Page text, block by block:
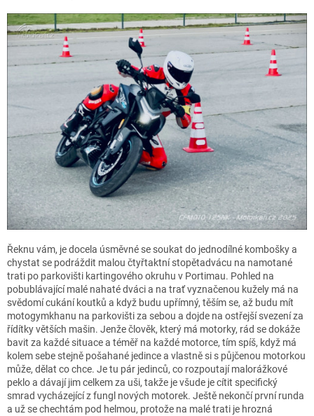
Řeknu vám, je docela úsměvné se soukat do jednodílné kombošky a
chystat se podráždit malou čtyřtaktní stopětadvácu na namotané
trati po parkovišti kartingového okruhu v Portimau. Pohled na
pobublávající malé nahaté dváci a na trať vyznačenou kužely má na
svědomí cukání koutků a když budu upřímný, těším se, až budu mít
motogymkhanu na parkovišti za sebou a dojde na ostřejší svezení za
řídítky větších mašin. Jenže člověk, který má motorky, rád se dokáže
bavit za každé situace a téměř na každé motorce, tím spíš, když má
kolem sebe stejně pošahané jedince a vlastně si s půjčenou motorkou
může, dělat co chce. Je tu pár jedinců, co rozpoutají malorážkové
peklo a dávají jim celkem za uši, takže je všude je cítit specifický
smrad vycházející z fungl nových motorek. Ještě nekončí první runda
a už se chechtám pod helmou, protože na malé trati je hrozná